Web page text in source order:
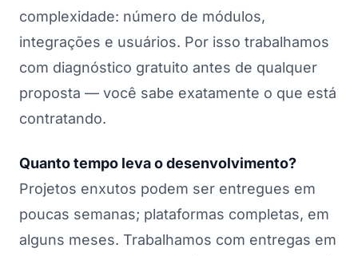
complexidade: número de módulos,
integrações e usuários. Por isso trabalhamos
com diagnóstico gratuito antes de qualquer
proposta — você sabe exatamente o que está
contratando.
Quanto tempo leva o desenvolvimento?
Projetos enxutos podem ser entregues em
poucas semanas; plataformas completas, em
alguns meses. Trabalhamos com entregas em